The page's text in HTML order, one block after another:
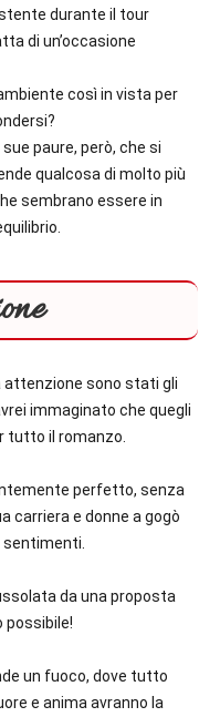
durante il tour
di un’occasione
così in vista per
paure, però, che si
qualcosa di molto più
sembrano essere in
attenzione sono stati gli
immaginato che quegli
tutto il romanzo.
perfetto, senza
carriera e donne a gogò
da una proposta
possibile!
un fuoco, dove tutto
e anima avranno la